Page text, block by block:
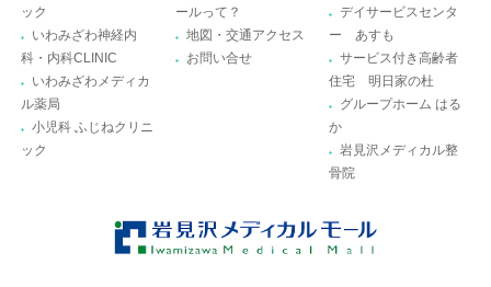
ック
いわみざわ神経内
科・内科CLINIC
いわみざわメディカ
ル薬局
小児科 ふじねクリニ
ック
ールって？
地図・交通アクセス
お問い合せ
デイサービスセンタ
ー あすも
サービス付き高齢者
住宅 明日家の杜
グループホーム はる
か
岩見沢メディカル整
骨院